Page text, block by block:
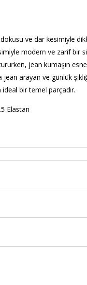
ve dar kesimiyle
modern ve zarif bir
jean kumaşın
arayan ve günlük
bir temel parçadır.
Elastan